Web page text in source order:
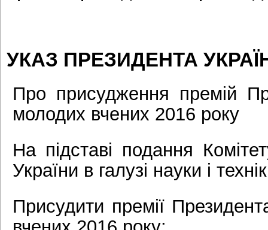
УКАЗ ПРЕЗИДЕНТА
Про присудження премій
молодих вчених 2016 року
На підставі подання
України в галузі науки і
Присудити премії